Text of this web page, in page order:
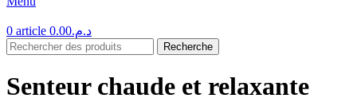
0 article د.م.0.00
Recherche
Senteur chaude et relaxante